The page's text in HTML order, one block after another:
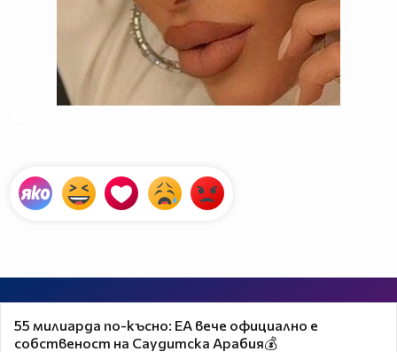
55 милиарда по-късно: EA вече официално е
собственост на Саудитска Арабия💰